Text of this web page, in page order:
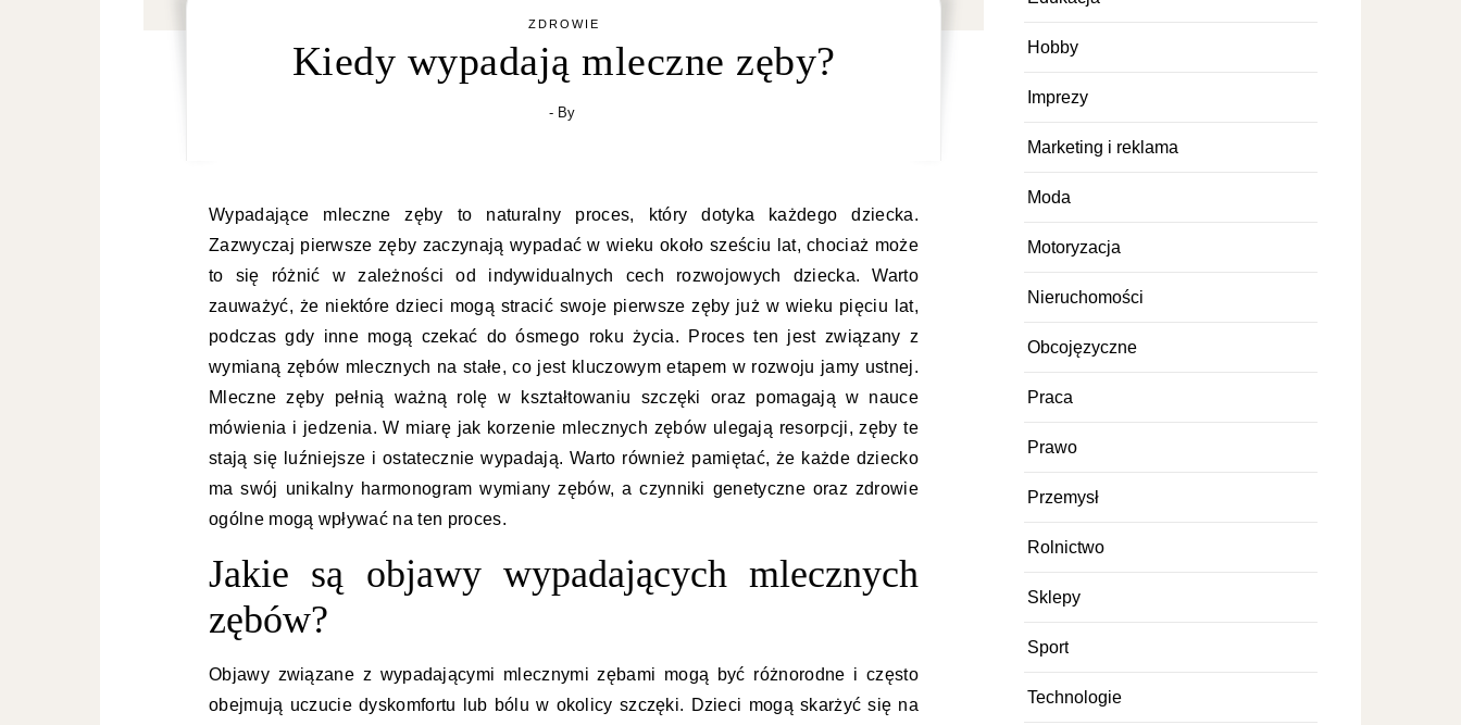
ZDROWIE
Kiedy wypadają mleczne zęby?
- By
Wypadające mleczne zęby to naturalny proces, który dotyka każdego dziecka.
Zazwyczaj pierwsze zęby zaczynają wypadać w wieku około sześciu lat, chociaż może
to się różnić w zależności od indywidualnych cech rozwojowych dziecka. Warto
zauważyć, że niektóre dzieci mogą stracić swoje pierwsze zęby już w wieku pięciu lat,
podczas gdy inne mogą czekać do ósmego roku życia. Proces ten jest związany z
wymianą zębów mlecznych na stałe, co jest kluczowym etapem w rozwoju jamy ustnej.
Mleczne zęby pełnią ważną rolę w kształtowaniu szczęki oraz pomagają w nauce
mówienia i jedzenia. W miarę jak korzenie mlecznych zębów ulegają resorpcji, zęby te
stają się luźniejsze i ostatecznie wypadają. Warto również pamiętać, że każde dziecko
ma swój unikalny harmonogram wymiany zębów, a czynniki genetyczne oraz zdrowie
ogólne mogą wpływać na ten proces.
Jakie są objawy wypadających mlecznych
zębów?
Objawy związane z wypadającymi mlecznymi zębami mogą być różnorodne i często
obejmują uczucie dyskomfortu lub bólu w okolicy szczęki. Dzieci mogą skarżyć się na
Hobby
Imprezy
Marketing i reklama
Moda
Motoryzacja
Nieruchomości
Obcojęzyczne
Praca
Prawo
Przemysł
Rolnictwo
Sklepy
Sport
Technologie